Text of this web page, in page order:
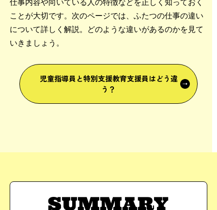
ことが大切です。次のページでは、ふたつの仕事の違い
について詳しく解説。どのような違いがあるのかを見て
いきましょう。
児童指導員と特別支援教育支援員はどう違
う？